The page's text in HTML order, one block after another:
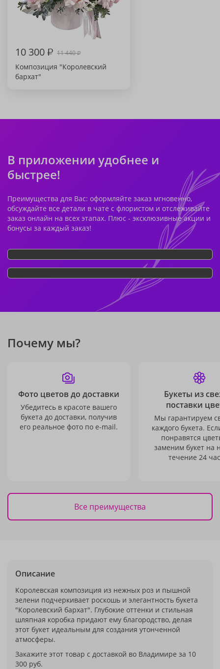
10 300₽ 11 440₽
Композиция "Королевский
бархат"
В приложении удобнее и
быстрее!
Преимущества для Вас: оформляйте заказ мгновенно,
обсуждайте все детали в чате с флористом и отслеживайте
заказ онлайн на всех этапах. Плюс - эксклюзивные акции и
бонусы за каждый заказ!
Почему мы?
Фото цветов до доставки
Убедитесь в красоте вашего
букета до доставки, получив
его реальное фото по e-mail.
Букеты из
поставки
Мы гарантируем
каждого букета.
понравятся
заменим букет на
течение 24
Все преимущества
Описание
Королевская композиция из нежных роз и пышной
зелени подчеркивает роскошь и элегантность букета
"Королевский бархат". Глубокие оттенки и стильная
шляпная коробка придают ему благородство, делая
этот букет идеальным для создания утонченной
атмосферы.
Закажите этот товар с доставкой во Владимире за 10
300 руб.